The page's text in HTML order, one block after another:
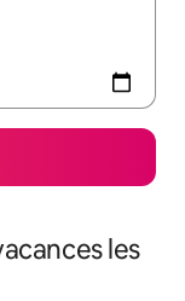
les